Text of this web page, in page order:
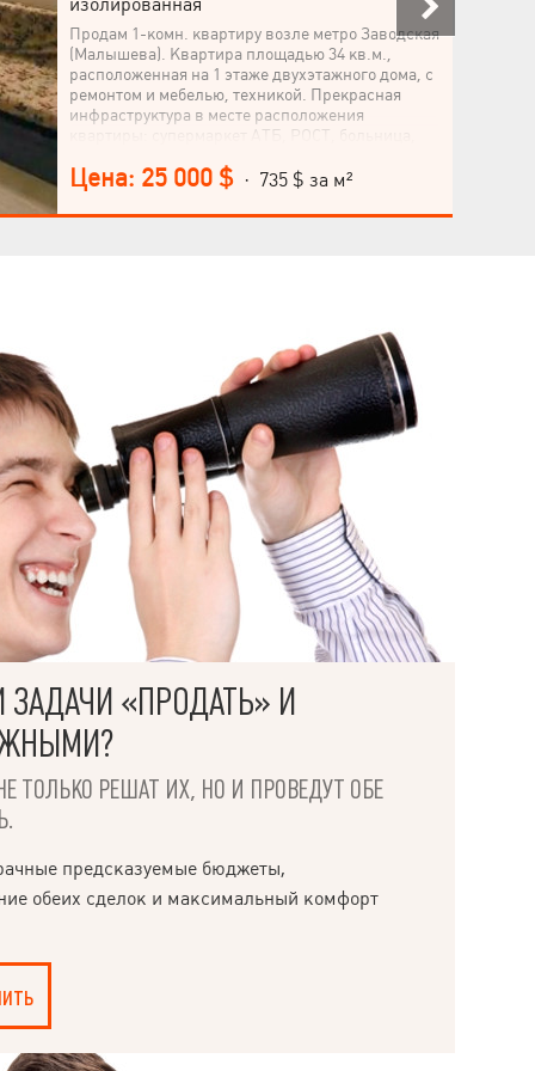
Продам 1-комн. квартиру возле метро Заводская
(Малышева). Квартира площадью 34 кв.м.,
расположенная на 1 этаже двухэтажного дома, с
ремонтом и мебелью, техникой. Прекрасная
инфраструктура в месте расположения
квартиры: супермаркет АТБ, РОСТ, больница,
Цена: 25 000 $ · 735 $ за м²
ЗАДАЧИ «ПРОДАТЬ» И
ТОЛЬКО РЕШАТ ИХ, НО И ПРОВЕДУТ ОБЕ
предсказуемые бюджеты,
обеих сделок и максимальный комфорт